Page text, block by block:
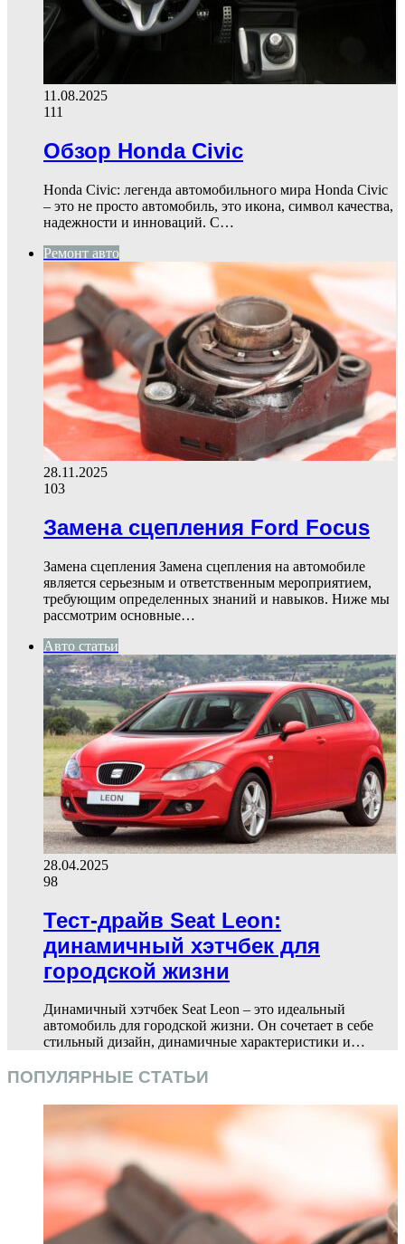
11.08.2025
111
Обзор Honda Civic
Honda Civic: легенда автомобильного мира Honda Civic
– это не просто автомобиль, это икона, символ качества,
надежности и инноваций. С…
Ремонт авто
28.11.2025
103
Замена сцепления Ford Focus
Замена сцепления Замена сцепления на автомобиле
является серьезным и ответственным мероприятием,
требующим определенных знаний и навыков. Ниже мы
рассмотрим основные…
Авто статьи
28.04.2025
98
Тест-драйв Seat Leon:
динамичный хэтчбек для
городской жизни
Динамичный хэтчбек Seat Leon – это идеальный
автомобиль для городской жизни. Он сочетает в себе
стильный дизайн, динамичные характеристики и…
ПОПУЛЯРНЫЕ СТАТЬИ